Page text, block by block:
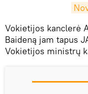
Vokietijos kanclerė
Baideną jam tapus
Vokietijos ministrų